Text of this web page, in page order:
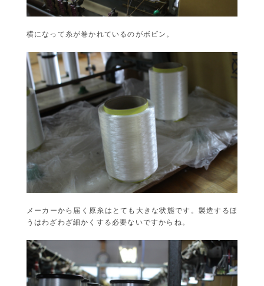
横になって糸が巻かれているのがボビン。
メーカーから届く原糸はとても大きな状態です。製造するほ
うはわざわざ細かくする必要ないですからね。